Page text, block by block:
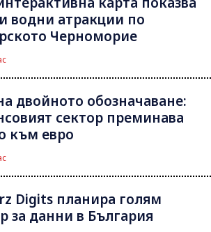
водни атракции по
Черноморие
двойното обозначаване:
сектор преминава
към евро
Digits планира голям
за данни в България